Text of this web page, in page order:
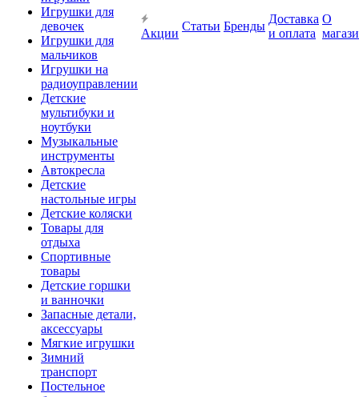
Игрушки для
девочек
Игрушки для
мальчиков
Игрушки на
радиоуправлении
Детские
мультибуки и
ноутбуки
Музыкальные
инструменты
Автокресла
Детские
настольные игры
Детские коляски
Товары для
отдыха
Спортивные
товары
Детские горшки
и ванночки
Запасные детали,
аксессуары
Мягкие игрушки
Зимний
транспорт
Постельное
Акции
Статьи Бренды
Доставка
и оплата
О